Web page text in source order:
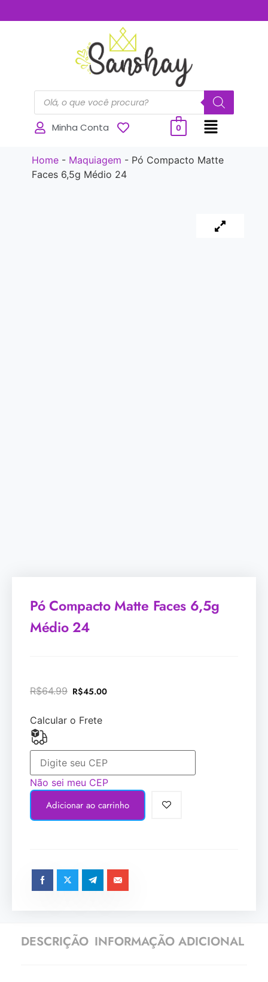
Minha Conta 0
Home- Maquiagem - Pó Compacto Matte
Faces 6,5g Médio 24
Pó Compacto Matte Faces 6,5g
Médio 24
R$64.99 R$45.00
Calcular o Frete
Não sei meu CEP
Adicionar ao carrinho
DESCRIÇÃO INFORMAÇÃO ADICIONAL